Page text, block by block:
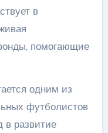
в
помогающие
одним из
футболистов
в развитие